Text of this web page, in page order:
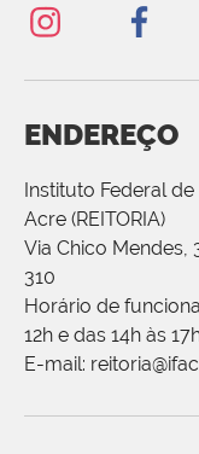
ENDEREÇO
Instituto Federal
Acre (REITORIA)
Via Chico Mendes,
310
Horário de
12h e das 14h às
E-mail: